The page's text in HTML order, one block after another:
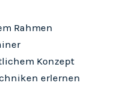
Rahmen
Konzept
erlernen